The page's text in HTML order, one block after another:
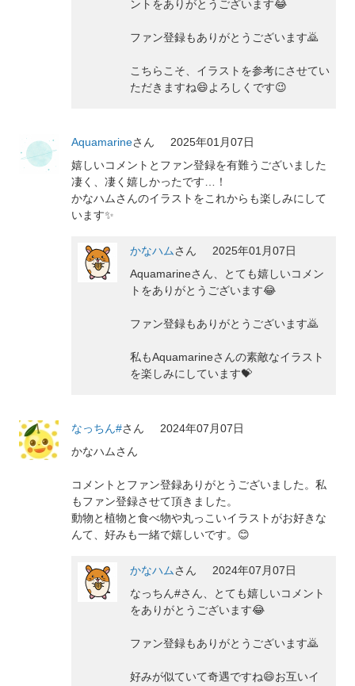
ントをありがとうございます😂
ファン登録もありがとうございます🙇
こちらこそ、イラストを参考にさせてい
ただきますね😄よろしくです😉
Aquamarineさん
2025年01月07日
嬉しいコメントとファン登録を有難うございました
凄く、凄く嬉しかったです…！
かなハムさんのイラストをこれからも楽しみにして
います✨️
かなハムさん
2025年01月07日
Aquamarineさん、とても嬉しいコメン
トをありがとうございます😂
ファン登録もありがとうございます🙇
私もAquamarineさんの素敵なイラスト
を楽しみにしています💝
なっちん#さん
2024年07月07日
かなハムさん
コメントとファン登録ありがとうございました。私
もファン登録させて頂きました。
動物と植物と食べ物や丸っこいイラストがお好きな
んて、好みも一緒で嬉しいです。😊
かなハムさん
2024年07月07日
なっちん#さん、とても嬉しいコメント
をありがとうございます😂
ファン登録もありがとうございます🙇
好みが似ていて奇遇ですね😄お互いイ